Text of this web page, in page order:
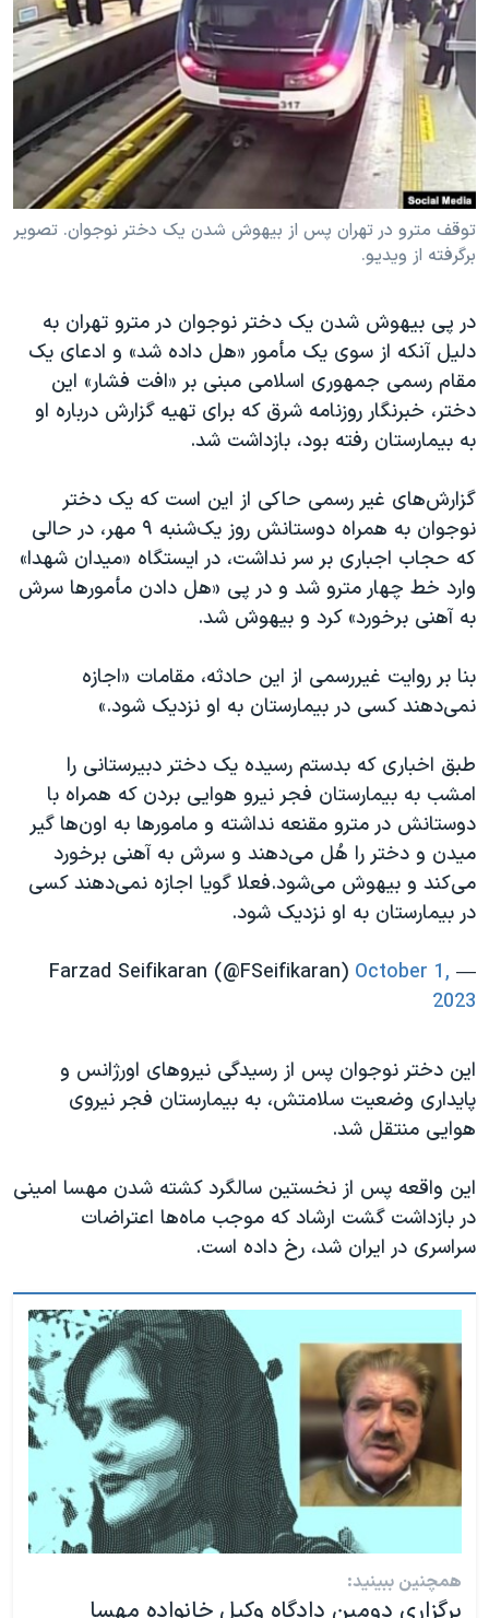
فرهنگ و زندگی
حقوق شهروندی
اقتصادی
علم و فناوری
اسرائیل در جنگ
آرشیو پخش زنده
مستندها
انتخابات ریاست جمهوری آمریکا ۲۰۲۴
حمله جمهوری اسلامی به اسرائیل
رمز مهسا
ورزش زنان در ایران
مجموعه مستندهای دادخواهی
دادگاه حمید نوری
چهل سال گروگان‌گیری
قانون شفافیت دارائی کادر رهبری ایران
اعتراضات مردمی آبان ۹۸
اسرائیل در جنگ
نرگس محمدی برنده جایزه نوبل صلح
همایش محافظه‌کاران آمریکا «سی‌پک»
صفحه‌های ویژه
دنبال کنید
زبانهای مختلف
توقف مترو در تهران پس از بیهوش شدن یک دختر نوجوان. تصویر
برگرفته از ویدیو.
در پی بیهوش شدن یک دختر نوجوان در مترو تهران به
دلیل آنکه از سوی یک مأمور «هل داده شد» و ادعای یک
مقام رسمی جمهوری اسلامی مبنی بر «افت فشار» این
دختر، خبرنگار روزنامه شرق که برای تهیه گزارش درباره او
به بیمارستان رفته بود، بازداشت شد.
گزارش‌های غیر رسمی حاکی از این است که یک دختر
نوجوان به همراه دوستانش روز یک‌شنبه ۹ مهر، در حالی
که حجاب اجباری بر سر نداشت، در ایستگاه «میدان شهدا»
وارد خط چهار مترو شد و در پی «هل دادن مأمورها سرش
به آهنی برخورد» کرد و بیهوش شد.
بنا بر روایت غیررسمی از این حادثه، مقامات «اجازه
نمی‌دهند کسی در بیمارستان به او نزدیک شود.»
طبق اخباری که بدستم رسیده یک دختر دبیرستانی را
امشب به بیمارستان فجر نیرو هوایی بردن که همراه با
دوستانش در مترو مقنعه نداشته و مامورها به او‌ن‌ها گیر
میدن و دختر را هُل می‌دهند و سرش به آهنی برخورد
می‌کند و بیهوش می‌شود.فعلا گویا اجازه نمی‌دهند کسی
در بیمارستان به او نزدیک شود.
— Farzad Seifikaran (@FSeifikaran)
October 1,
2023
این دختر نوجوان پس از رسیدگی نیروهای اورژانس و
پایداری وضعیت سلامتش، به بیمارستان فجر نیروی
هوایی منتقل شد.
این واقعه پس از نخستین سالگرد کشته شدن مهسا امینی
در بازداشت گشت ارشاد که موجب ماه‌ها اعتراضات
سراسری در ایران شد، رخ داده است.
همچنین ببینید: